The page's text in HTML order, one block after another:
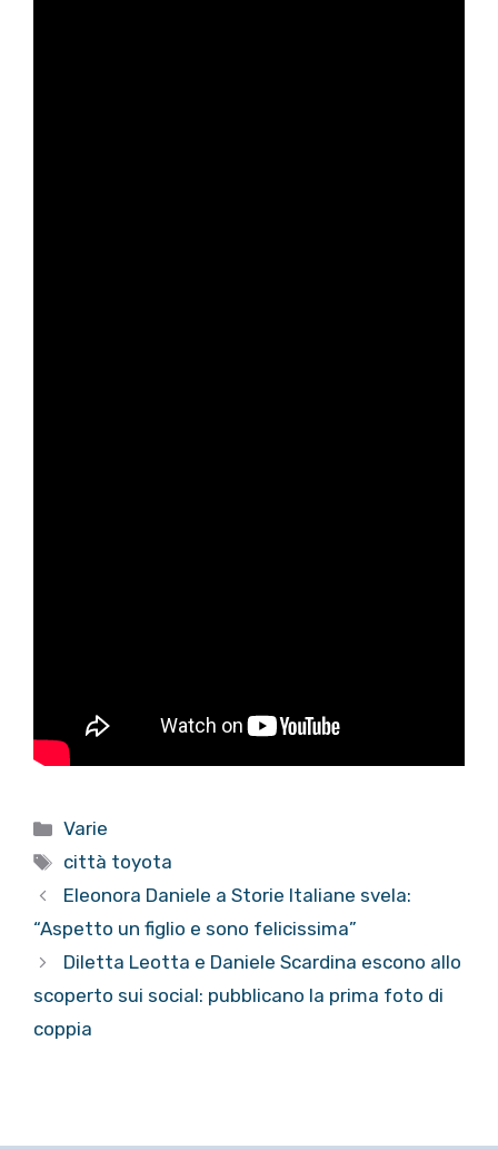
Categorie
Varie
Tag
città toyota
Eleonora Daniele a Storie Italiane svela:
“Aspetto un figlio e sono felicissima”
Diletta Leotta e Daniele Scardina escono allo
scoperto sui social: pubblicano la prima foto di
coppia